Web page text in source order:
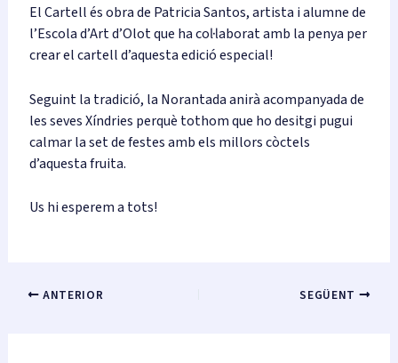
El Cartell és obra de Patricia Santos, artista i alumne de
l’Escola d’Art d’Olot que ha col·laborat amb la penya per
crear el cartell d’aquesta edició especial!
Seguint la tradició, la Norantada anirà acompanyada de
les seves Xíndries perquè tothom que ho desitgi pugui
calmar la set de festes amb els millors còctels
d’aquesta fruita.
Us hi esperem a tots!
NavegacióANTERIOR SEGÜENT